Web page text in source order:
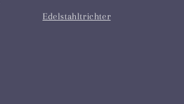
Edelstahltrichter